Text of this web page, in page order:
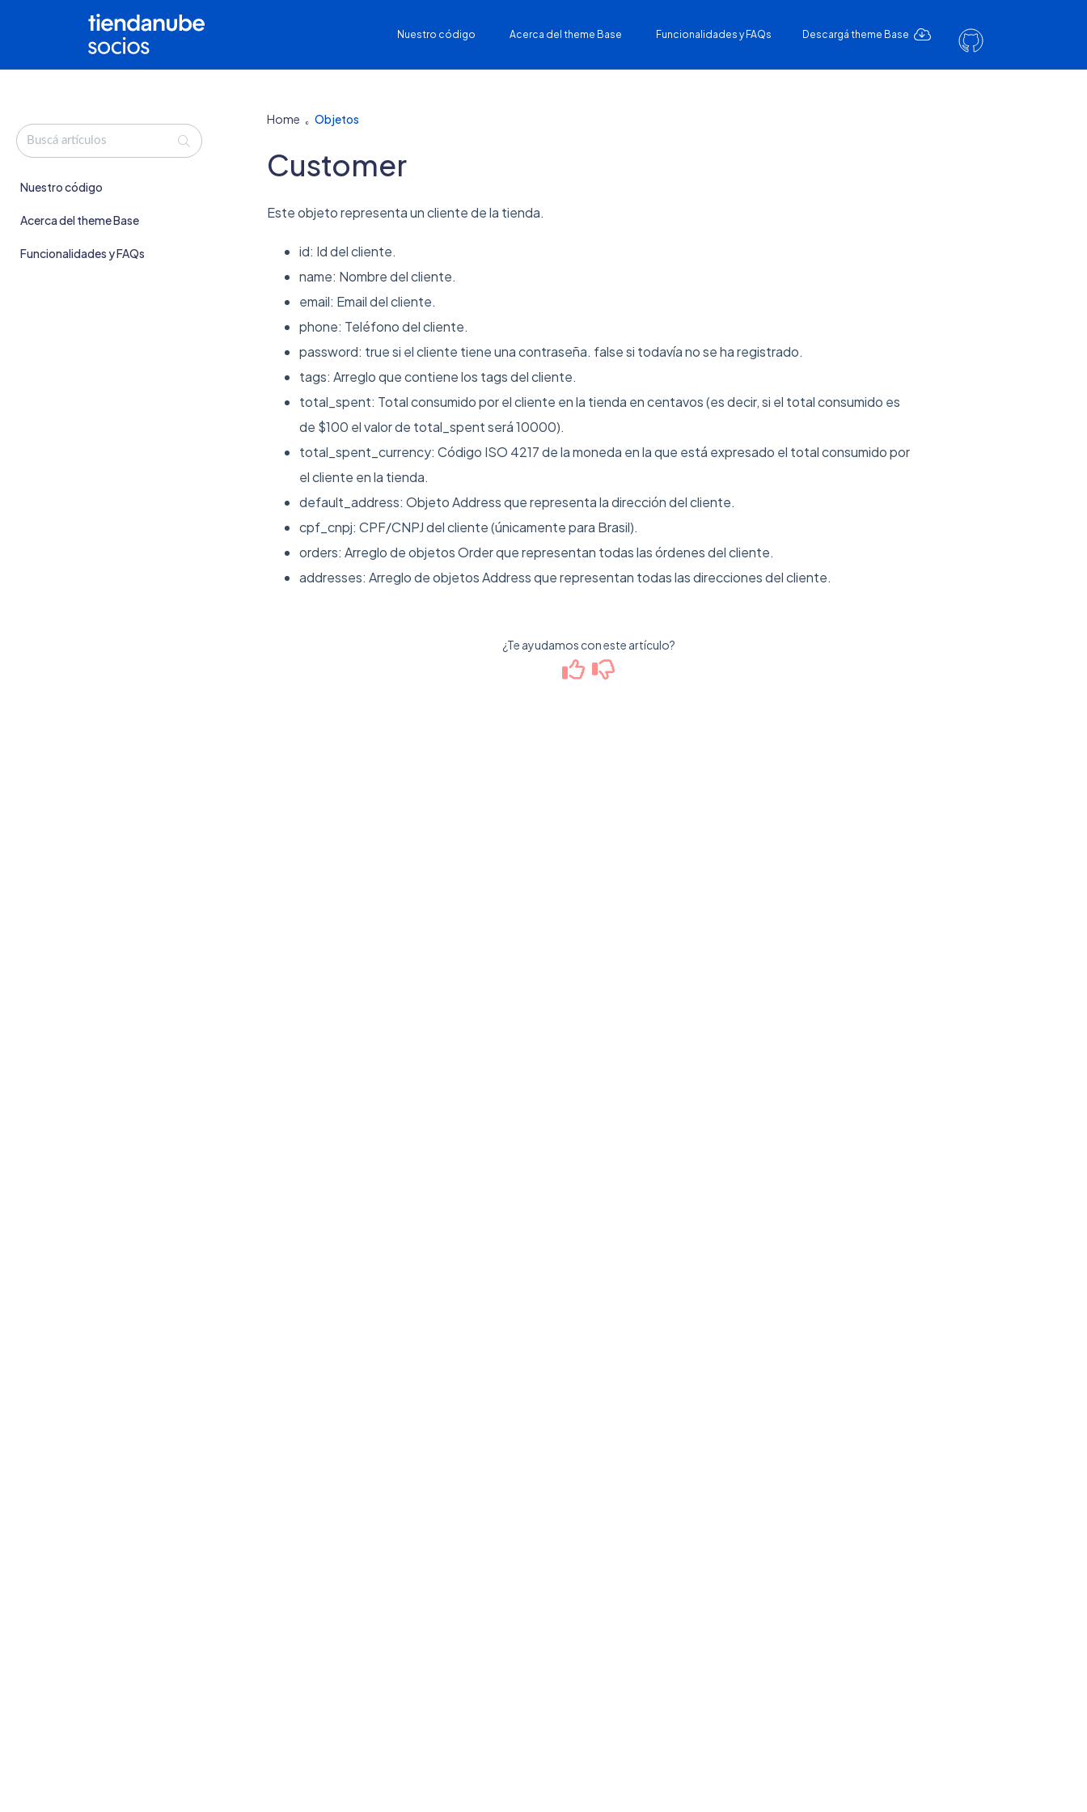
Nuestro código Acerca del theme Base Funcionalidades y FAQs Descargá theme Base
Nuestro código
Acerca del theme Base
Funcionalidades y FAQs
Home Objetos
Customer
Este objeto representa un cliente de la tienda.
id: Id del cliente.
name: Nombre del cliente.
email: Email del cliente.
phone: Teléfono del cliente.
password: true si el cliente tiene una contraseña. false si todavía no se ha registrado.
tags: Arreglo que contiene los tags del cliente.
total_spent: Total consumido por el cliente en la tienda en centavos (es decir, si el total consumido es
de $100 el valor de total_spent será 10000).
total_spent_currency: Código ISO 4217 de la moneda en la que está expresado el total consumido por
el cliente en la tienda.
default_address: Objeto Address que representa la dirección del cliente.
cpf_cnpj: CPF/CNPJ del cliente (únicamente para Brasil).
orders: Arreglo de objetos Order que representan todas las órdenes del cliente.
addresses: Arreglo de objetos Address que representan todas las direcciones del cliente.
¿Te ayudamos con este artículo?